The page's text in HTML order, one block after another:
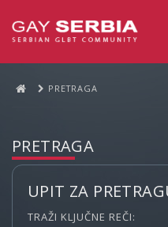
PRETRAGA
PRETRAGA
UPIT ZA
TRAŽI KLJUČNE REČI: